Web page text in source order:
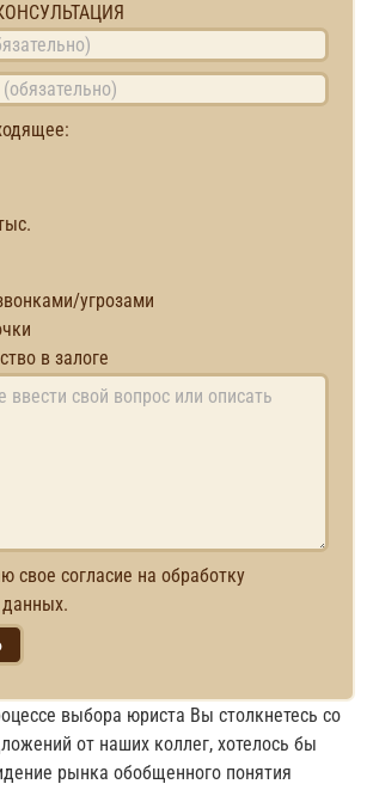
угрозами
в залоге
свое согласие на обработку
выбора юриста Вы столкнетесь со
от наших коллег, хотелось бы
рынка обобщенного понятия